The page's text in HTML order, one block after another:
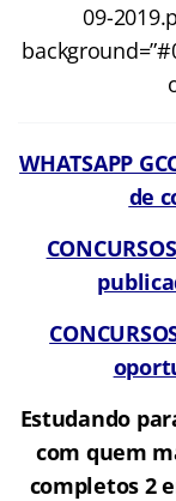
09-
WHATSAPP
de
Estudando
com quem
completos 2